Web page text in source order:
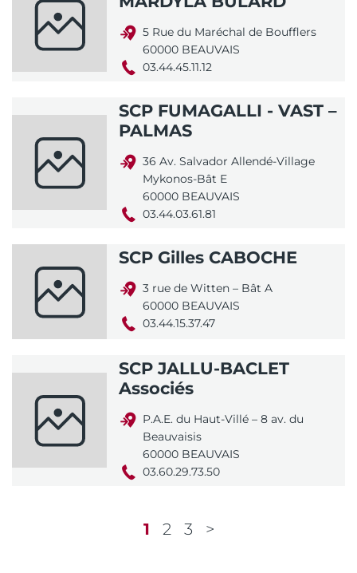
5 Rue du Maréchal de Boufflers
60000 BEAUVAIS
03.44.45.11.12
SCP FUMAGALLI - VAST –
PALMAS
36 Av. Salvador Allendé-Village
Mykonos-Bât E
60000 BEAUVAIS
03.44.03.61.81
SCP Gilles CABOCHE
3 rue de Witten – Bât A
60000 BEAUVAIS
03.44.15.37.47
SCP JALLU-BACLET
Associés
P.A.E. du Haut-Villé – 8 av. du
Beauvaisis
60000 BEAUVAIS
03.60.29.73.50
1 2 3